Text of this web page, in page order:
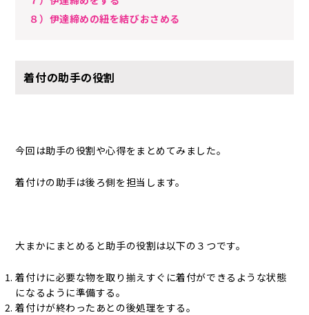
８）伊達締めの紐を結びおさめる
着付の助手の役割
今回は助手の役割や心得をまとめてみました。
着付けの助手は後ろ側を担当します。
大まかにまとめると助手の役割は以下の３つです。
着付けに必要な物を取り揃えすぐに着付ができるような状態
になるように準備する。
着付けが終わったあとの後処理をする。